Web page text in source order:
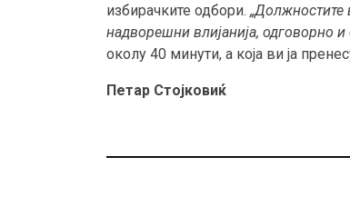
избирачките одбори. „Должностите
надворешни влијанија, одговорно
околу 40 минути, а која ви ја
Петар Стојковиќ